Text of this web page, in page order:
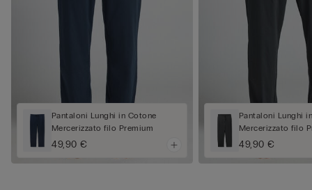
Pantaloni Lunghi in Cotone
Mercerizzato filo Premium
49,90 €
Pantaloni Lunghi
Mercerizzato filo
49,90 €